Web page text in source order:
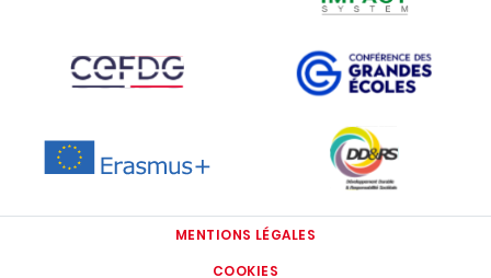
IMAGE
IMAGE IMAGE
MENTIONS LÉGALES
COOKIES